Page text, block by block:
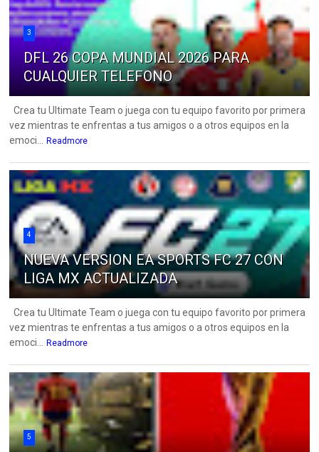
3
DFL 26 COPA MUNDIAL 2026 PARA
CUALQUIER TELEFONO
Crea tu Ultimate Team o juega con tu equipo favorito por primera
vez mientras te enfrentas a tus amigos o a otros equipos en la
emoci...
Readmore
4
NUEVA VERSION EA SPORTS FC 27 CON
LIGA MX ACTUALIZADA
Crea tu Ultimate Team o juega con tu equipo favorito por primera
vez mientras te enfrentas a tus amigos o a otros equipos en la
emoci...
Readmore
5